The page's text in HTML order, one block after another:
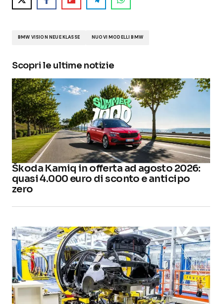
BMW VISION NEUE KLASSE NUOVI MODELLI BMW
Scopri le ultime notizie
Škoda Kamiq in offerta ad agosto 2026:
quasi 4.000 euro di sconto e anticipo
zero